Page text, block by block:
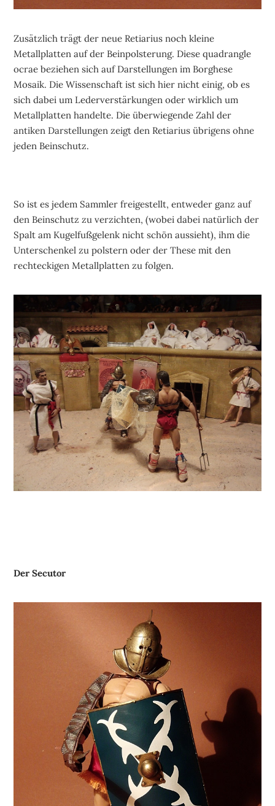
Zusätzlich trägt der neue Retiarius noch kleine
Metallplatten auf der Beinpolsterung. Diese quadrangle
ocrae beziehen sich auf Darstellungen im Borghese
Mosaik. Die Wissenschaft ist sich hier nicht einig, ob es
sich dabei um Lederverstärkungen oder wirklich um
Metallplatten handelte. Die überwiegende Zahl der
antiken Darstellungen zeigt den Retiarius übrigens ohne
jeden Beinschutz.
So ist es jedem Sammler freigestellt, entweder ganz auf
den Beinschutz zu verzichten, (wobei dabei natürlich der
Spalt am Kugelfußgelenk nicht schön aussieht), ihm die
Unterschenkel zu polstern oder der These mit den
rechteckigen Metallplatten zu folgen.
Der Secutor